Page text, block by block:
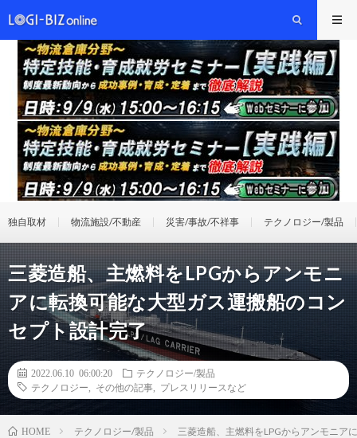
独自取材 物流施設/不動産 災害/事故/不祥事 テクノロジー/製品
三菱造船、主燃料をLPGからアンモニ
アに転換可能な大型ガス運搬船のコン
セプト設計完了
2022.06.10 06:00:20
テクノロジー/製品
テクノロジー
その他の記事 プレスリリースなど
HOME テクノロジー/製品 三菱造船、主燃料をLPGからアンモニア